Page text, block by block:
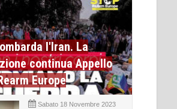
l'Iran. La
continua Appello
Europe
Sabato 18 Novembre 2023